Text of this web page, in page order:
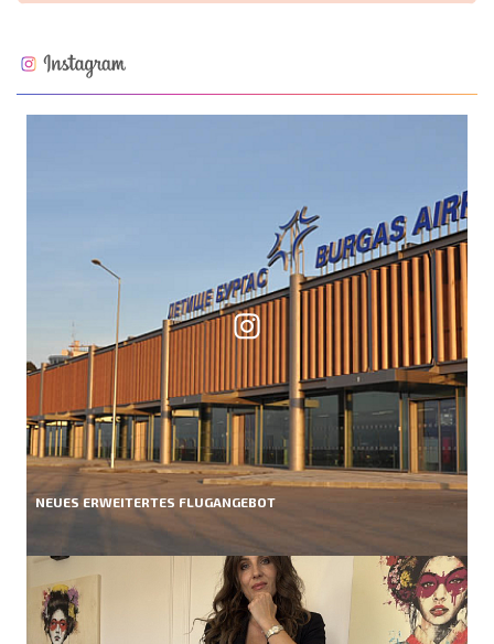
NEUES ERWEITERTES FLUGANGEBOT